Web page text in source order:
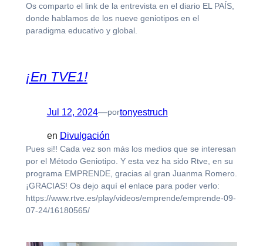
Os comparto el link de la entrevista en el diario EL PAÍS,
donde hablamos de los nueve geniotipos en el
paradigma educativo y global.
¡En TVE1!
Jul 12, 2024—portonyestruch
en Divulgación
Pues si!! Cada vez son más los medios que se interesan
por el Método Geniotipo. Y esta vez ha sido Rtve, en su
programa EMPRENDE, gracias al gran Juanma Romero.
¡GRACIAS! Os dejo aquí el enlace para poder verlo:
https://www.rtve.es/play/videos/emprende/emprende-09-
07-24/16180565/